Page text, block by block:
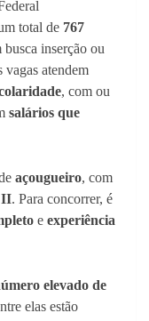
total de 767
busca inserção ou
vagas atendem
, com ou
salários que
açougueiro, com
II. Para concorrer, é
e experiência
elevado de
elas estão